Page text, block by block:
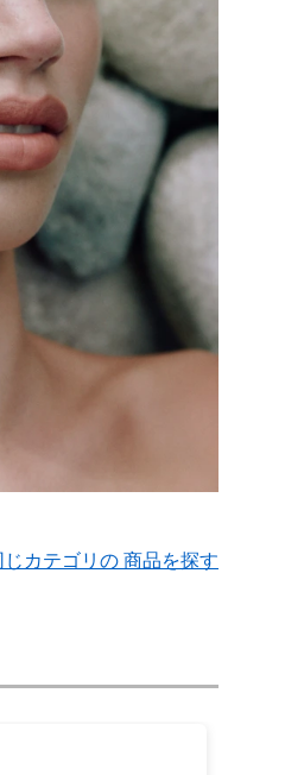
じカテゴリの 商品を探す